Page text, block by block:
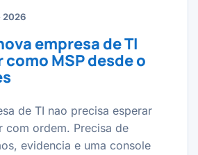
2026
empresa de TI
MSP desde o
de TI nao precisa esperar
com ordem. Precisa de
evidencia e uma console